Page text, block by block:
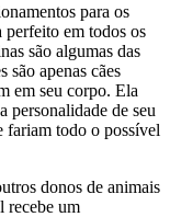
para os
perfeito em todos os
são algumas das
são apenas cães
em seu corpo. Ela
personalidade de seu
fariam todo o possível
donos de animais
recebe um